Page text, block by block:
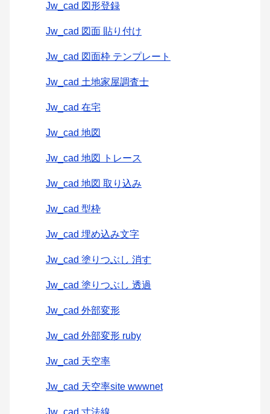
Jw_cad 図形登録
Jw_cad 図面 貼り付け
Jw_cad 図面枠 テンプレート
Jw_cad 土地家屋調査士
Jw_cad 在宅
Jw_cad 地図
Jw_cad 地図 トレース
Jw_cad 地図 取り込み
Jw_cad 型枠
Jw_cad 埋め込み文字
Jw_cad 塗りつぶし 消す
Jw_cad 塗りつぶし 透過
Jw_cad 外部変形
Jw_cad 外部変形 ruby
Jw_cad 天空率
Jw_cad 天空率site wwwnet